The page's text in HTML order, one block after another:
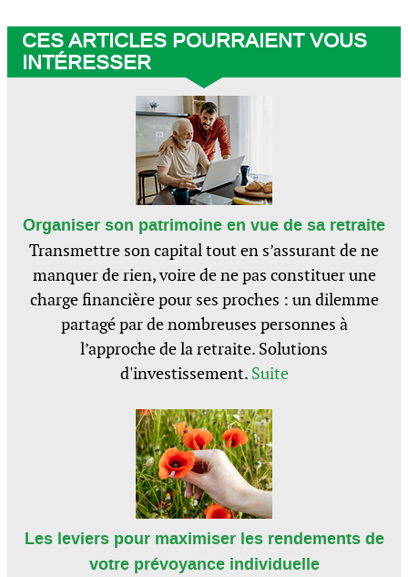
CES ARTICLES POURRAIENT VOUS
INTÉRESSER
Organiser son patrimoine en vue de sa retraite
Transmettre son capital tout en s’assurant de ne
manquer de rien, voire de ne pas constituer une
charge financière pour ses proches : un dilemme
partagé par de nombreuses personnes à
l’approche de la retraite. Solutions
d'investissement. Suite
Les leviers pour maximiser les rendements de
votre prévoyance individuelle